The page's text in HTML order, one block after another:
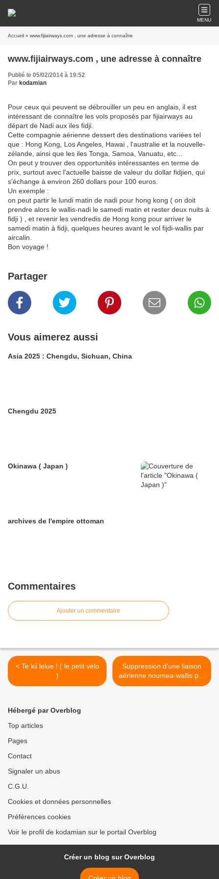
MENU
Accueil » www.fijiairways.com , une adresse à connaître
www.fijiairways.com , une adresse à connaître
Publié le 05/02/2014 à 19:52
Par kodamian
Pour ceux qui peuvent se débrouiller un peu en anglais, il est
intéressant de connaître les vols proposés par fijiairways au
départ de Nadi aux iles fidji.
Cette compagnie aérienne dessert des destinations variées tel
que : Hong Kong, Los Angeles, Hawai , l'australie et la nouvelle-
zélande, ainsi que les iles Tonga, Samoa, Vanuatu, etc...
On peut y trouver des opportunités intéressantes en terme de
prix, surtout avec l'actuelle baisse de valeur du dollar fidjien, qui
s'échange à environ 260 dollars pour 100 euros.
Un exemple :
on peut partir le lundi matin de nadi pour hong kong ( on doit
prendre alors le wallis-nadi le samedi matin et rester deux nuits à
fidji ) , et revenir les vendredis de Hong kong pour arriver le
samedi matin à fidji, quelques heures avant le vol fijdi-wallis par
aircalin.
Bon voyage !
Partager
Vous aimerez aussi
Asia 2025 : Chengdu, Sichuan, China
Chengdu 2025
Okinawa ( Japan )
archives de l'empire ottoman
Commentaires
Ajouter un commentaire
< Te kii lelue ! ( le petit vélo
)
Suppression d'une liaison
aérienne noumea-wallis par
semaine >
Hébergé par Overblog
Top articles
Pages
Contact
Signaler un abus
C.G.U.
Cookies et données personnelles
Préférences cookies
Voir le profil de kodamian sur le portail Overblog
Créer un blog sur Overblog